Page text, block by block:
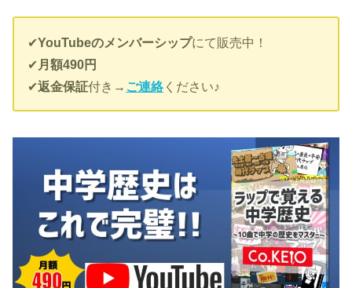
✔︎YouTubeのメンバーシップにて販売中！
✔︎ 月額490円
✔︎返金保証付き→ ご連絡ください♪